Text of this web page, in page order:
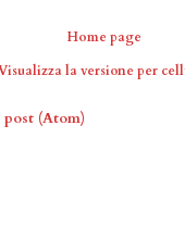
Home page
la versione per
(Atom)